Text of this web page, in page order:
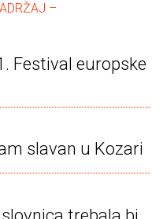
–
Festival europske
slavan u Kozari
trebala bi